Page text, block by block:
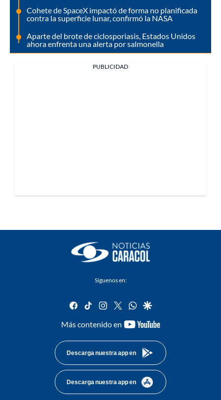
Cohete de SpaceX impactó de forma no planificada
contra la superficie lunar, confirmó la NASA
Aparte del brote de ciclosporiasis, Estados Unidos
ahora enfrenta una alerta por salmonella
PUBLICIDAD
Síguenos en:
facebook
tiktok instagram
twitterwhatsapp
google
Más contenido en
youtube-
Descarga nuestra app en
Descarga nuestra app en